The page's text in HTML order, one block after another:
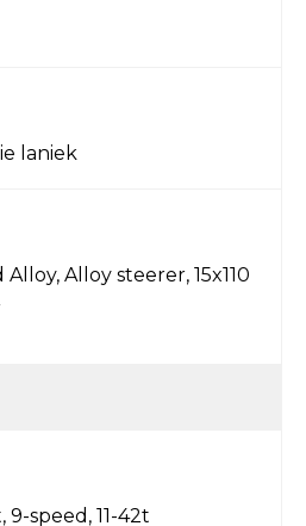
laniek
Alloy steerer, 15x110
speed, 11-42t